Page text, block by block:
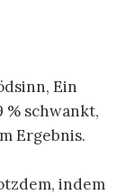
Ein
% schwankt,
Ergebnis.
indem